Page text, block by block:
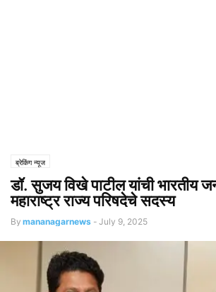
ब्रेकिंग न्यूज
डॉ. सुजय विखे पाटील यांची भारतीय
महाराष्ट्र राज्य परिषदेचे सदस्य
By mananagarnews - July 9, 2025